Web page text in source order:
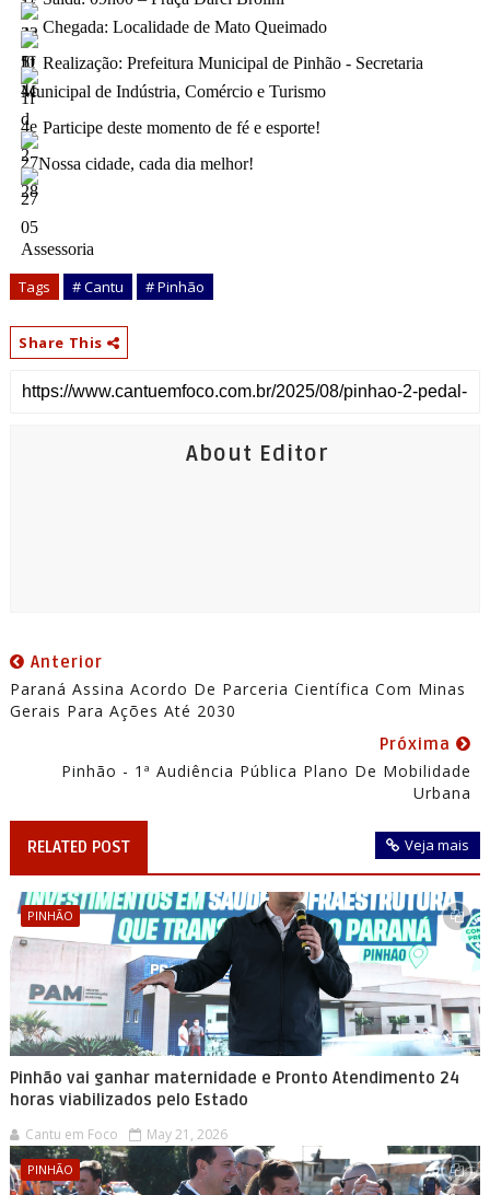
Chegada: Localidade de Mato Queimado
Realização: Prefeitura Municipal de Pinhão - Secretaria
Municipal de Indústria, Comércio e Turismo
Participe deste momento de fé e esporte!
Nossa cidade, cada dia melhor!
Assessoria
Tags # Cantu # Pinhão
Share This
About Editor
Anterior
Paraná Assina Acordo De Parceria Científica Com Minas
Gerais Para Ações Até 2030
Próxima
Pinhão - 1ª Audiência Pública Plano De Mobilidade
Urbana
RELATED POST Veja mais
PINHÃO
Pinhão vai ganhar maternidade e Pronto Atendimento 24
horas viabilizados pelo Estado
Cantu em Foco May 21, 2026
PINHÃO